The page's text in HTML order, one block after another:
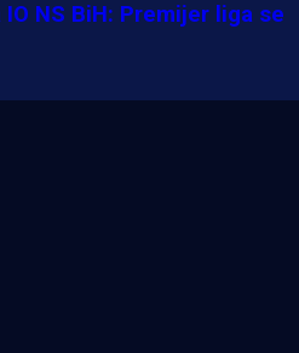
NS BiH: Premijer liga se